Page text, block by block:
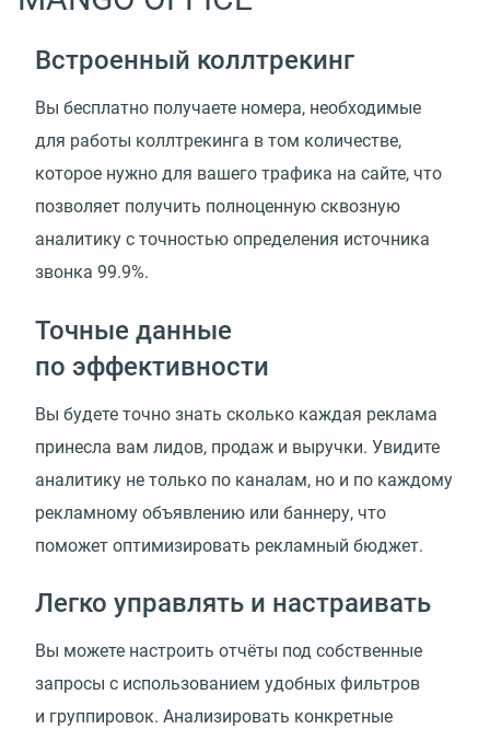
Встроенный коллтрекинг
Вы бесплатно получаете номера, необходимые
для работы коллтрекинга в том количестве,
которое нужно для вашего трафика на сайте, что
позволяет получить полноценную сквозную
аналитику с точностью определения источника
звонка 99.9%.
Точные данные
по эффективности
Вы будете точно знать сколько каждая реклама
принесла вам лидов, продаж и выручки. Увидите
аналитику не только по каналам, но и по каждому
рекламному объявлению или баннеру, что
поможет оптимизировать рекламный бюджет.
Легко управлять и настраивать
Вы можете настроить отчёты под собственные
запросы с использованием удобных фильтров
и группировок. Анализировать конкретные